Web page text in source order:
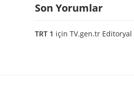
Son Yorumlar
TRT 1 için TV.gen.tr Editoryal